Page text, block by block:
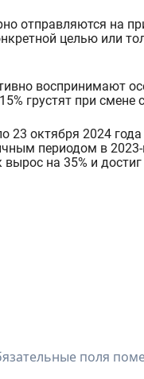
отправляются на
целью или
воспринимают
грустят при смене
23 октября 2024
периодом в
на 35% и
поля